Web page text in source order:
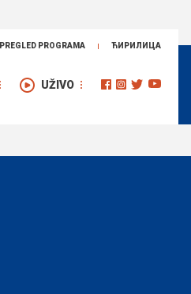
UŽIVO
PREGLED PROGRAMA ЋИРИЛИЦА